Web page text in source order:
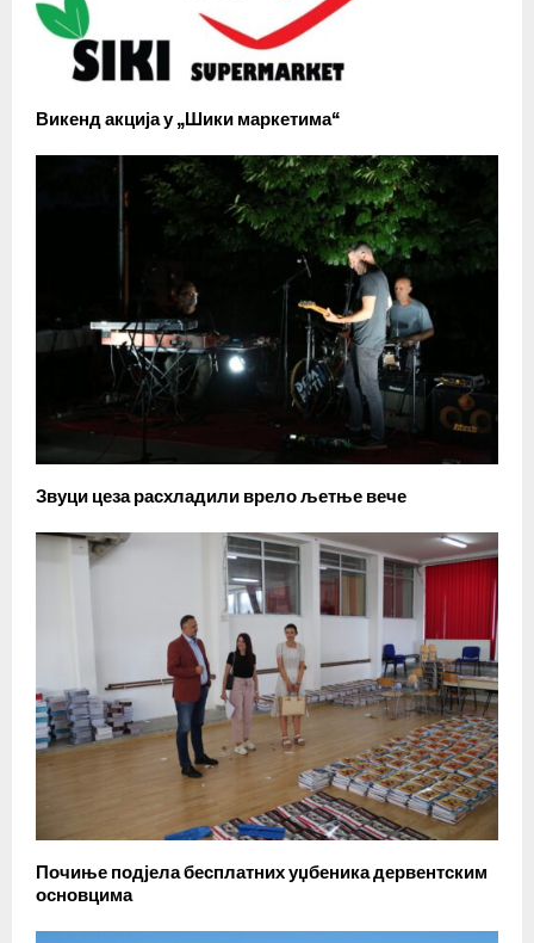
Викенд акција у „Шики маркетима“
Звуци цеза расхладили врело љетње вече
Почиње подјела бесплатних уџбеника дервентским
основцима